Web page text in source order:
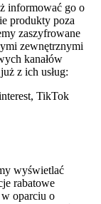
informować go o
produkty poza
zaszyfrowane
zewnętrznymi
kanałów
z ich usług:
TikTok
wyświetlać
rabatowe
oparciu o